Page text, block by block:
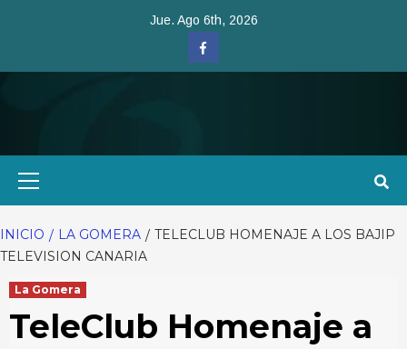
Jue. Ago 6th, 2026
Facebook
INICIO LA GOMERA
TELECLUB HOMENAJE A LOS BAJIP
TELEVISION CANARIA
La Gomera
TeleClub Homenaje a